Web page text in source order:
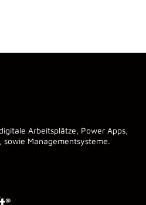
Arbeitsplätze, Power Apps,
Managementsysteme.